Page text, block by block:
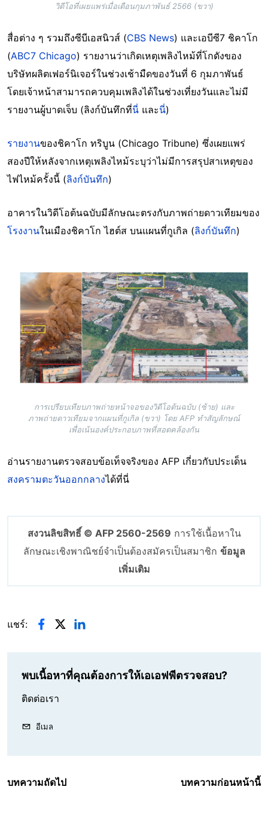
วิดีโอที่เผยแพร่เมื่อเดือนกุมภาพันธ์ 2566 (ขวา)
สื่อต่าง ๆ รวมถึงซีบีเอสนิวส์ (CBS News) และเอบีซี7 ชิคาโก
(ABC7 Chicago) รายงานว่าเกิดเหตุเพลิงไหม้ที่โกดังของ
บริษัทผลิตเฟอร์นิเจอร์ในช่วงเช้ามืดของวันที่ 6 กุมภาพันธ์
โดยเจ้าหน้าสามารถควบคุมเพลิงได้ในช่วงเที่ยงวันและไม่มี
รายงานผู้บาดเจ็บ (ลิงก์บันทึกที่นี่ และนี่)
รายงานของชิคาโก ทริบูน (Chicago Tribune) ซึ่งเผยแพร่
สองปีให้หลังจากเหตุเพลิงไหม้ระบุว่าไม่มีการสรุปสาเหตุของ
ไฟไหม้ครั้งนี้ (ลิงก์บันทึก)
อาคารในวิดีโอต้นฉบับมีลักษณะตรงกับภาพถ่ายดาวเทียมของ
โรงงานในเมืองชิคาโก ไฮต์ส บนแผนที่กูเกิล (ลิงก์บันทึก)
Image
การเปรียบเทียบภาพถ่ายหน้าจอของวิดีโอต้นฉบับ (ซ้าย) และ
ภาพถ่ายดาวเทียมจากแผนที่กูเกิล (ขวา) โดย AFP ทำสัญลักษณ์
เพื่อเน้นองค์ประกอบภาพที่สอดคล้องกัน
อ่านรายงานตรวจสอบข้อเท็จจริงของ AFP เกี่ยวกับประเด็น
สงครามตะวันออกกลางได้ที่นี่
สงวนลิขสิทธิ์ © AFP 2560-2569 การใช้เนื้อหาใน
ลักษณะเชิงพาณิชย์จำเป็นต้องสมัครเป็นสมาชิก ข้อมูล
เพิ่มเติม
แชร์:
พบเนื้อหาที่คุณต้องการให้เอเอฟพีตรวจสอบ?
ติดต่อเรา
อีเมล
บทความถัดไป บทความก่อนหน้านี้